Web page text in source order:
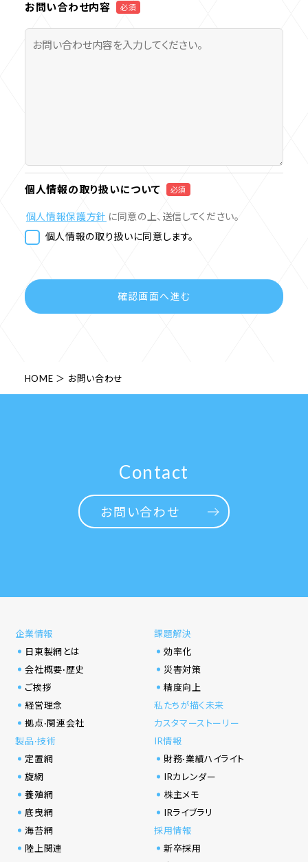
お問い合わせ内容 必須
個人情報の取り扱いについて 必須
個人情報保護方針 に同意の上、送信してください。
個人情報の取り扱いに同意します。
HOME お問い合わせ
企業情報
日東製網とは
会社概要·歴史
ご挨拶
経営理念
拠点·関連会社
製品·技術
定置網
旋網
養殖網
底曳網
海苔網
陸上関連
課題解決
効率化
災害対策
精度向上
私たちが描く未来
カスタマーストーリー
IR情報
財務·業績ハイライト
IRカレンダー
株主メモ
IRライブラリ
採用情報
新卒採用
Contact
お問い合わせ